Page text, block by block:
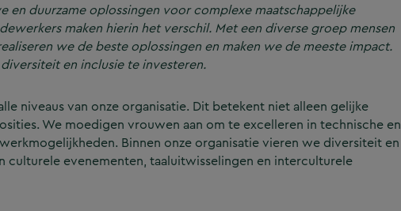
duurzame oplossingen voor complexe maatschappelijke
maken hierin het verschil. Met een diverse groep mensen
we de beste oplossingen en maken we de meeste impact.
en inclusie te investeren.
niveaus van onze organisatie. Dit betekent niet alleen gelijke
We moedigen vrouwen aan om te excelleren in technische en
Binnen onze organisatie vieren we diversiteit en
culturele evenementen, taaluitwisselingen en interculturele